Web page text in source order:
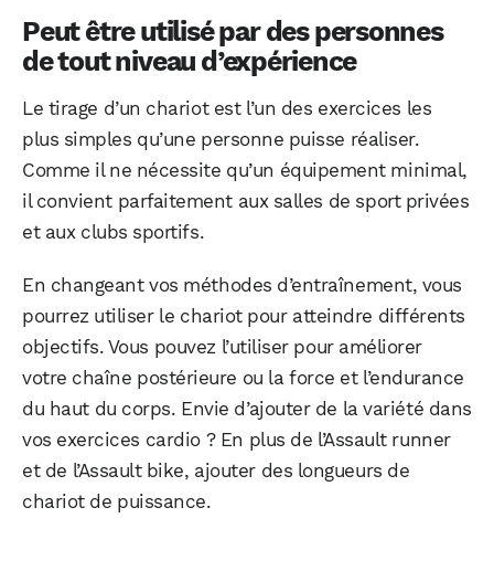
Peut être utilisé par des personnes
de tout niveau d’expérience
Le tirage d’un chariot est l’un des exercices les
plus simples qu’une personne puisse réaliser.
Comme il ne nécessite qu’un équipement minimal,
il convient parfaitement aux salles de sport privées
et aux clubs sportifs.
En changeant vos méthodes d’entraînement, vous
pourrez utiliser le chariot pour atteindre différents
objectifs. Vous pouvez l’utiliser pour améliorer
votre chaîne postérieure ou la force et l’endurance
du haut du corps. Envie d’ajouter de la variété dans
vos exercices cardio ? En plus de l’Assault runner
et de l’Assault bike, ajouter des longueurs de
chariot de puissance.